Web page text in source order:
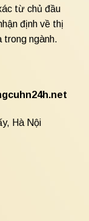
từ chủ đầu
định về thị
ngành.
Hà Nội